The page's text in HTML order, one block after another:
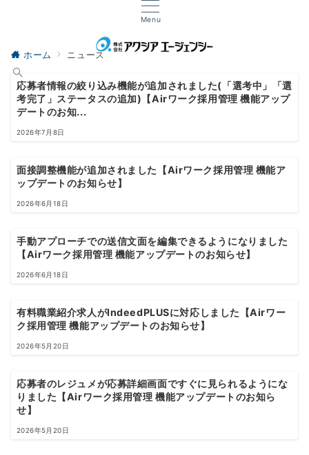
Menu
ホーム ニュース
応募者情報の絞り込み機能が追加されました(「選考中」「選
考完了」ステータスの追加)【Airワーク採用管理 機能アップ
デートのお知...
2026年7月8日
面接調整機能が追加されました【Airワーク採用管理 機能ア
ップデートのお知らせ】
2026年6月18日
手動アプローチでの送信文面を編集できるようになりました
【Airワーク採用管理 機能アップデートのお知らせ】
2026年6月18日
有料職業紹介求人がIndeedPLUSに対応しました【Airワー
ク採用管理 機能アップデートのお知らせ】
2026年5月20日
応募者のレジュメが応募詳細画面ですぐに見られるようにな
りました【Airワーク採用管理 機能アップデートのお知ら
せ】
2026年5月20日